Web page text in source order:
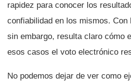
rapidez para conocer los
confiabilidad en los mismos. Con
sin embargo, resulta claro cómo
esos casos el voto electrónico
No podemos dejar de ver como